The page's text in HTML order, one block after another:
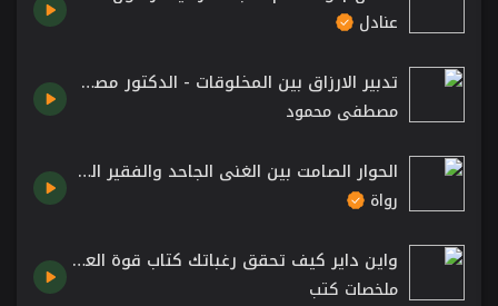
عنادل
تدبير الارزاق بين المخلوقات - الدكتور مصطفى محمود رحمه الله Mostafa Mahmoud
مصطفى محمود
الحوار الصامت بين الغني الجاحد والفقير الصامد - إبراهيم البيومي غانم.
رواة
واين داير كيف تحقق رغباتك كتاب قوة العزيمة Wayne Dyer
ملخصات كتب